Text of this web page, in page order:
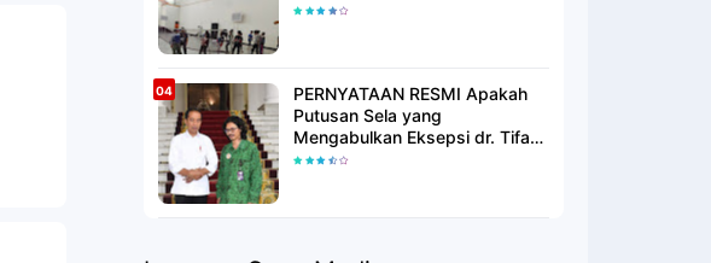
PERNYATAAN RESMI Apakah
Putusan Sela yang
Mengabulkan Eksepsi dr. Tifa
Membuktikan atau Semakin